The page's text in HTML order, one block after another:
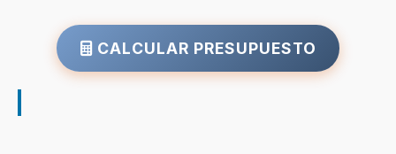
CALCULAR PRESUPUESTO